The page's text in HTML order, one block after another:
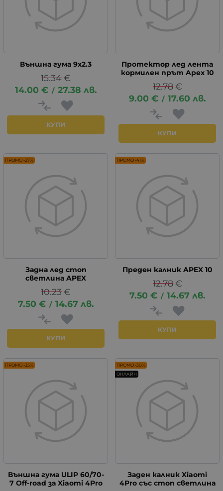
Външна гума 9х2.3
15.34€
14.00 € / 27.38 лв.
КУПИ
Протектор лед лента
кормилен прът Apex 10
12.78 €
9.00 € / 17.60 лв.
КУПИ
Задна лед стоп
светлина APEX
10.23€
7.50 € / 14.67 лв.
КУПИ
ПРОМО -27%
Преден калник APEX 10
12.78 €
7.50 € / 14.67 лв.
КУПИ
ПРОМО -41%
Външна гума ULIP 60/70-
7 Off-road за Xiaomi 4Pro
ПРОМО -35%
Заден калник Xiaomi
4Pro със стоп светлина
ПРОМО -30%
ОНЛАЙН